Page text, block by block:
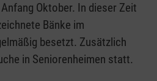
Oktober. In dieser Zeit
Bänke im
besetzt. Zusätzlich
in Seniorenheimen statt.